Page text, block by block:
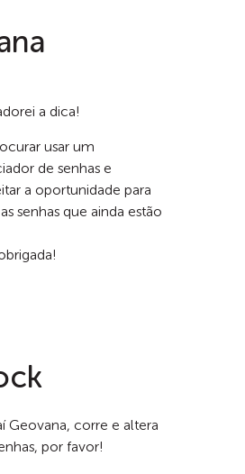
a dica!
usar um
de senhas e
a oportunidade para
senhas que ainda estão
Geovana, corre e altera
por favor!